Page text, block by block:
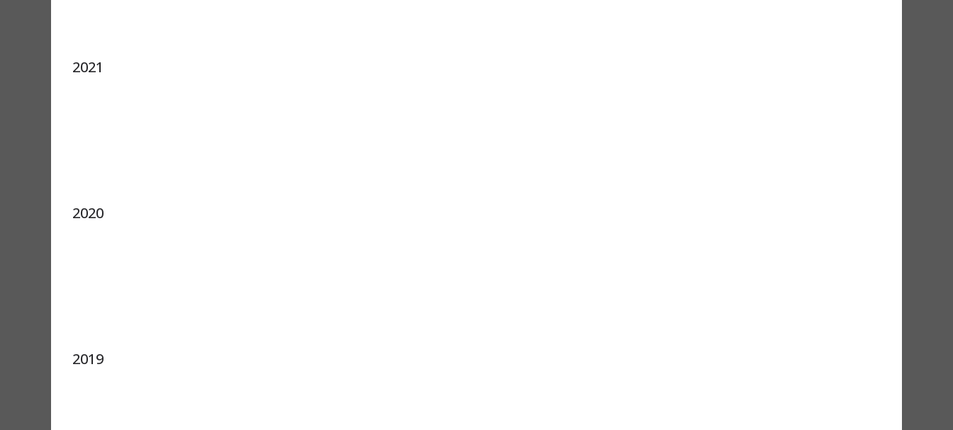
2021
2020
2019